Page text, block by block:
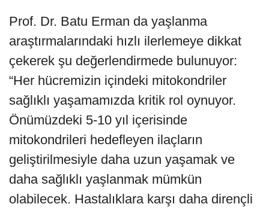
Prof. Dr. Batu Erman da yaşlanma
araştırmalarındaki hızlı ilerlemeye dikkat
çekerek şu değerlendirmede bulunuyor:
“Her hücremizin içindeki mitokondriler
sağlıklı yaşamamızda kritik rol oynuyor.
Önümüzdeki 5-10 yıl içerisinde
mitokondrileri hedefleyen ilaçların
geliştirilmesiyle daha uzun yaşamak ve
daha sağlıklı yaşlanmak mümkün
olabilecek. Hastalıklara karşı daha dirençli